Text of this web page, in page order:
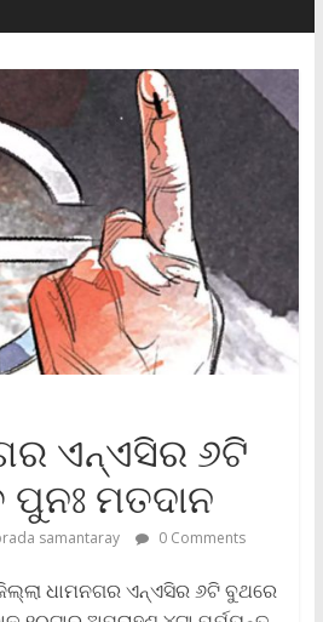
ଏନ୍ଏ‌ସିର ୬ଟି
ମତଦାନ
samantaray 0 Comments
ଧାମନଗର ଏନ୍ଏ‌ସିର ୬ଟି ବୁଥରେ